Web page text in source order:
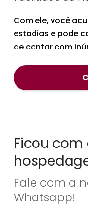
Com ele, você
estadias e pode
de contar com
Ficou
Fale com a
Whatsapp!